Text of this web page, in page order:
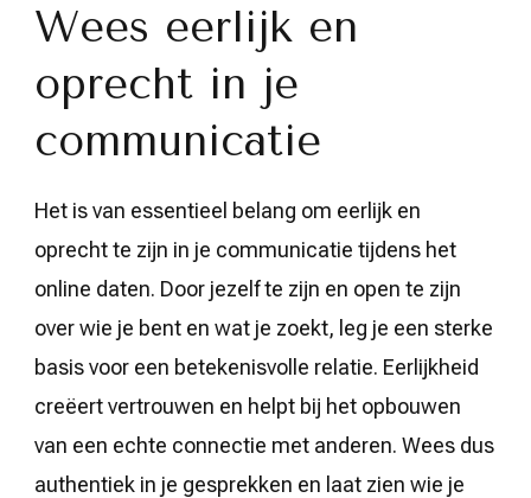
Wees eerlijk en
oprecht in je
communicatie
Het is van essentieel belang om eerlijk en
oprecht te zijn in je communicatie tijdens het
online daten. Door jezelf te zijn en open te zijn
over wie je bent en wat je zoekt, leg je een sterke
basis voor een betekenisvolle relatie. Eerlijkheid
creëert vertrouwen en helpt bij het opbouwen
van een echte connectie met anderen. Wees dus
authentiek in je gesprekken en laat zien wie je